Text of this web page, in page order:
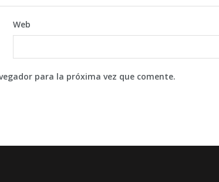
Web
para la próxima vez que comente.